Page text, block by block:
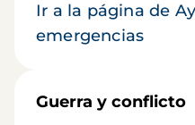
Ir a la página de
emergencias
Guerra y conflicto